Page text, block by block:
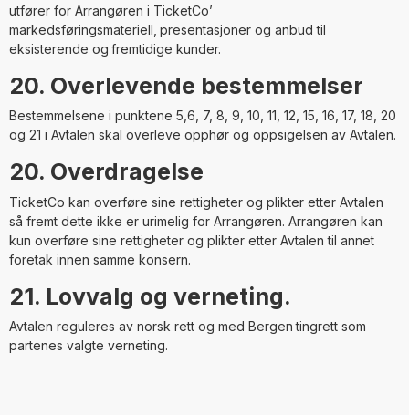
utfører for Arrangøren i TicketCo’
markedsføringsmateriell, presentasjoner og anbud til
eksisterende og fremtidige kunder.
20. Overlevende bestemmelser
Bestemmelsene i punktene 5,6, 7, 8, 9, 10, 11, 12, 15, 16, 17, 18, 20
og 21 i Avtalen skal overleve opphør og oppsigelsen av Avtalen.
20. Overdragelse
TicketCo kan overføre sine rettigheter og plikter etter Avtalen
så fremt dette ikke er urimelig for Arrangøren. Arrangøren kan
kun overføre sine rettigheter og plikter etter Avtalen til annet
foretak innen samme konsern.
21. Lovvalg og verneting.
Avtalen reguleres av norsk rett og med Bergen tingrett som
partenes valgte verneting.